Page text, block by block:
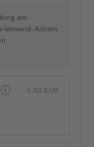
am
Versand. Achten
6,50 EUR